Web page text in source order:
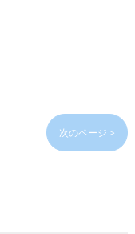
次のページ >